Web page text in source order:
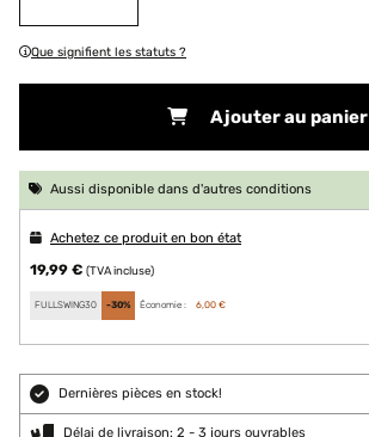
Que signifient les statuts ?
Ajouter au panier
Aussi disponible dans d'autres conditions
Achetez ce produit en bon état
19,99 € (TVA incluse)
FULLSWING30 -30% Économie : 6,00 €
Dernières pièces en stock!
Délai de livraison: 2 - 3 jours ouvrables